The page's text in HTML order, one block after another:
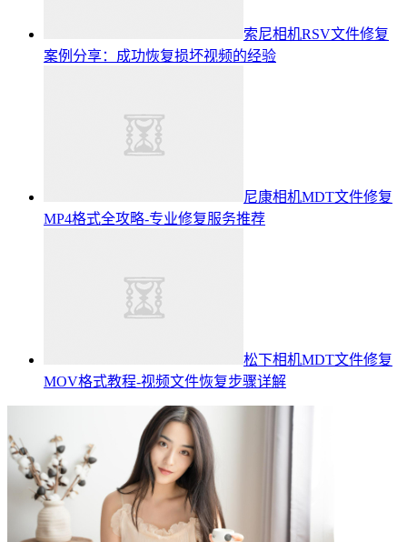
索尼相机RSV文件修复
案例分享：成功恢复损坏视频的经验
尼康相机MDT文件修复
MP4格式全攻略-专业修复服务推荐
松下相机MDT文件修复
MOV格式教程-视频文件恢复步骤详解